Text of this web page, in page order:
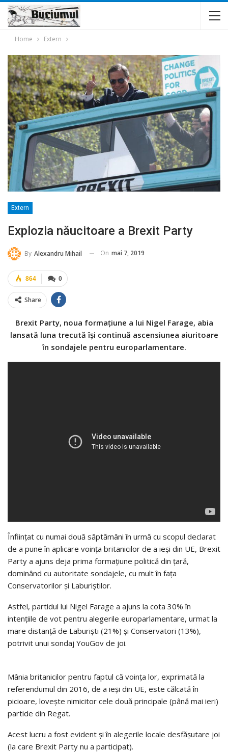
Home Extern
Extern
Explozia năucitoare a Brexit Party
By Alexandru Mihail On mai 7, 2019
0
864
Share
Brexit Party, noua formațiune a lui Nigel Farage, abia
lansată luna trecută își continuă ascensiunea aiuritoare
în sondajele pentru europarlamentare.
Înființat cu numai două săptămâni în urmă cu scopul declarat
de a pune în aplicare voința britanicilor de a ieși din UE, Brexit
Party a ajuns deja prima formațiune politică din țară,
dominând cu autoritate sondajele, cu mult în fața
Conservatorilor și Laburiștilor.
Astfel, partidul lui Nigel Farage a ajuns la cota 30% în
intențiile de vot pentru alegerile europarlamentare, urmat la
mare distanță de Laburiști (21%) și Conservatori (13%),
potrivit unui sondaj YouGov de joi.
Mânia britanicilor pentru faptul că voința lor, exprimată la
referendumul din 2016, de a ieși din UE, este călcată în
picioare, lovește nimicitor cele două principale (până mai ieri)
partide din Regat.
Acest lucru a fost evident și în alegerile locale desfășutare joi
(la care Brexit Party nu a participat).